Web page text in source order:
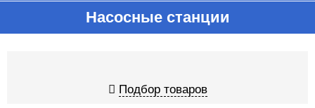
Насосные станции
Подбор товаров